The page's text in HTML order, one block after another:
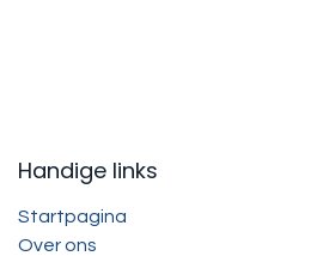
Handige links
Startpagina
Over ons